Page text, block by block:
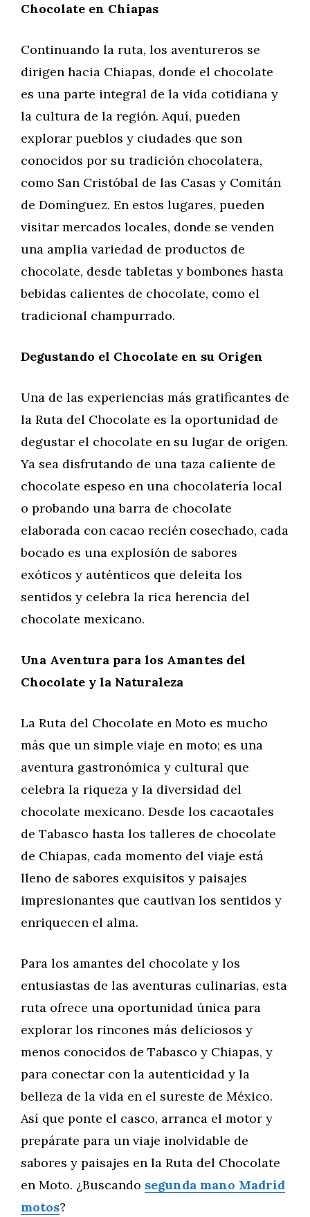
Chocolate en Chiapas
Continuando la ruta, los aventureros se
dirigen hacia Chiapas, donde el chocolate
es una parte integral de la vida cotidiana y
la cultura de la región. Aquí, pueden
explorar pueblos y ciudades que son
conocidos por su tradición chocolatera,
como San Cristóbal de las Casas y Comitán
de Domínguez. En estos lugares, pueden
visitar mercados locales, donde se venden
una amplia variedad de productos de
chocolate, desde tabletas y bombones hasta
bebidas calientes de chocolate, como el
tradicional champurrado.
Degustando el Chocolate en su Origen
Una de las experiencias más gratificantes de
la Ruta del Chocolate es la oportunidad de
degustar el chocolate en su lugar de origen.
Ya sea disfrutando de una taza caliente de
chocolate espeso en una chocolatería local
o probando una barra de chocolate
elaborada con cacao recién cosechado, cada
bocado es una explosión de sabores
exóticos y auténticos que deleita los
sentidos y celebra la rica herencia del
chocolate mexicano.
Una Aventura para los Amantes del
Chocolate y la Naturaleza
La Ruta del Chocolate en Moto es mucho
más que un simple viaje en moto; es una
aventura gastronómica y cultural que
celebra la riqueza y la diversidad del
chocolate mexicano. Desde los cacaotales
de Tabasco hasta los talleres de chocolate
de Chiapas, cada momento del viaje está
lleno de sabores exquisitos y paisajes
impresionantes que cautivan los sentidos y
enriquecen el alma.
Para los amantes del chocolate y los
entusiastas de las aventuras culinarias, esta
ruta ofrece una oportunidad única para
explorar los rincones más deliciosos y
menos conocidos de Tabasco y Chiapas, y
para conectar con la autenticidad y la
belleza de la vida en el sureste de México.
Así que ponte el casco, arranca el motor y
prepárate para un viaje inolvidable de
sabores y paisajes en la Ruta del Chocolate
en Moto. ¿Buscando segunda mano Madrid
motos?